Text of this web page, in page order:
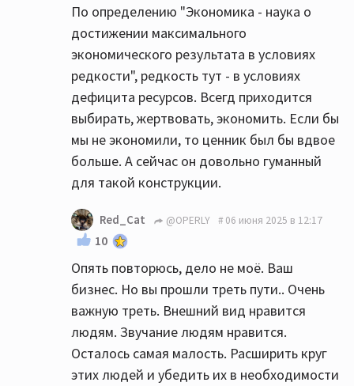
По определению "Экономика - наука о
достижении максимального
экономического результата в условиях
редкости", редкость тут - в условиях
дефицита ресурсов. Всегд приходится
выбирать, жертвовать, экономить. Если бы
мы не экономили, то ценник был бы вдвое
больше. А сейчас он довольно гуманный
для такой конструкции.
Red_Cat @OPERLY 06 июня 2025 в 12:17
10
Опять повторюсь, дело не моё. Ваш
бизнес. Но вы прошли треть пути.. Очень
важную треть. Внешний вид нравится
людям. Звучание людям нравится.
Осталось самая малость. Расширить круг
этих людей и убедить их в необходимости